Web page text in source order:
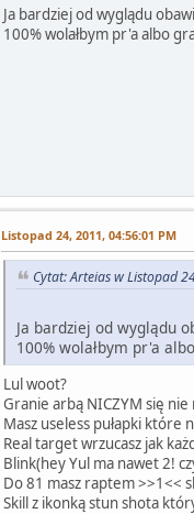
Ja bardziej od wyglądu
100% wolałbym pr'a albo
Listopad 24, 2011, 04:56:01 PM
Cytat: Arteias w Listopad
Ja bardziej od wyglądu
100% wolałbym pr'a
Lul woot?
Granie arbą NICZYM się
Masz useless pułapki które
Real target wrzucasz jak
Blink(hey Yul ma nawet 2!
Do 81 masz raptem >>1<<
Skill z ikonką stun shota